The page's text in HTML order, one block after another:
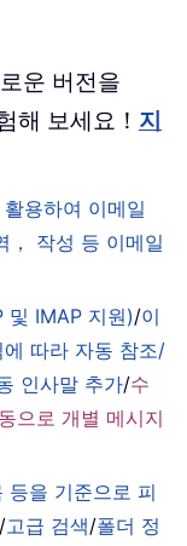
운 버전을
해 보세요！ 지
용하여 이메일
， 작성 등 이메일
및 IMAP 지원)/이
따라 자동 참조/
인사말 추가/수
으로 개별 메시지
등을 기준으로 피
/고급 검색/폴더 정